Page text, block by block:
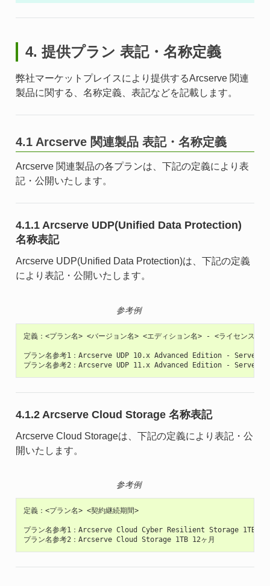
4. 提供プラン 表記・名称定義
弊社マーケットプレイスにより提供するArcserve 関連
製品に関する、名称定義、表記などを記載します。
4.1 Arcserve 関連製品 表記・名称定義
Arcserve 関連製品の各プランは、下記の定義により表
記・公開いたします。
4.1.1 Arcserve UDP(Unified Data Protection)
名称表記
Arcserve UDP(Unified Data Protection)は、下記の定義
により表記・公開いたします。
参考例
定義：<プラン名> <バージョン名> <エディション名> - <ライセンス認
プラン名参考1：Arcserve UDP 10.x Advanced Edition - Server
4.1.2 Arcserve Cloud Storage 名称表記
Arcserve Cloud Storageは、下記の定義により表記・公
開いたします。
参考例
定義：<プラン名> <契約継続期間>
プラン名参考1：Arcserve Cloud Cyber Resilient Storage 1TB 12